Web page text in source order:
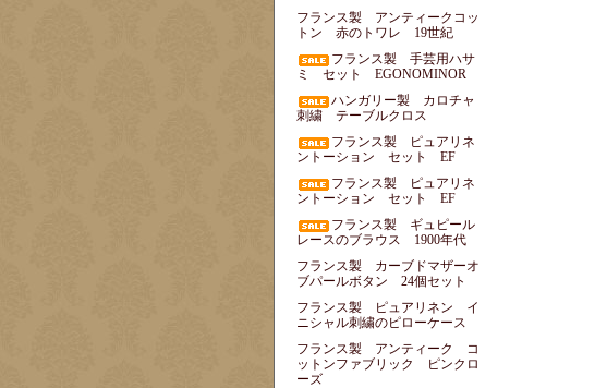
フランス製 アンティークコッ
トン 赤のトワレ 19世紀
フランス製 手芸用ハサ
ミ セット EGONOMINOR
ハンガリー製 カロチャ
刺繍 テーブルクロス
フランス製 ピュアリネ
ントーション セット EF
フランス製 ピュアリネ
ントーション セット EF
フランス製 ギュピール
レースのブラウス 1900年代
フランス製 カーブドマザーオ
ブパールボタン 24個セット
フランス製 ピュアリネン イ
ニシャル刺繍のピローケース
フランス製 アンティーク コ
ットンファブリック ピンクロ
ーズ